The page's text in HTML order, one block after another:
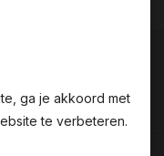
ga je akkoord met
te verbeteren.